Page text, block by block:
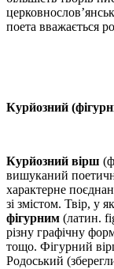
поета вважається
Курйозний
Курйозний вірш
вишуканий
характерне
зі змістом. Твір, у
фігурним (латин.
різну графічну
тощо. Фігурний
Родоський